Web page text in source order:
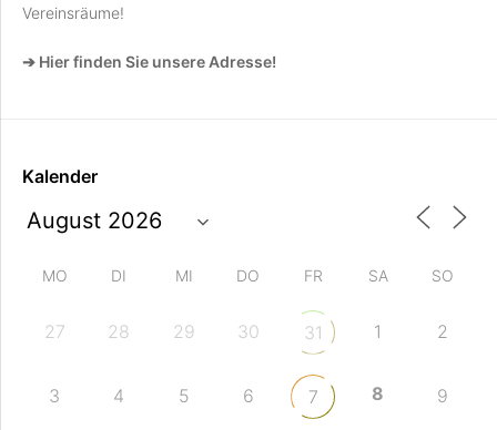
Vereinsräume!
➔ Hier finden Sie unsere Adresse!
Kalender
MO DI MI DO FR SA SO
27 28 29 30 31 1 2
3 4 5 6 7 8 9